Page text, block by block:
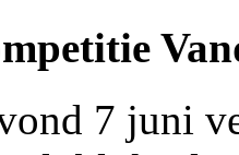
7 juni